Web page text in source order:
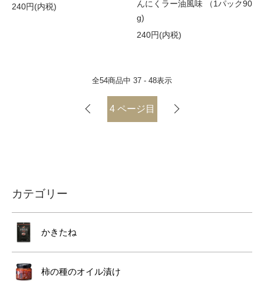
240円(内税)
んにくラー油風味 （1パック90
g)
240円(内税)
全54商品中 37 - 48表示
4 ページ目
カテゴリー
かきたね
柿の種のオイル漬け